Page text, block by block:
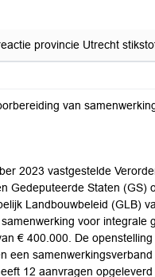
provincie Utrecht
van
2023 vastgestelde
Gedeputeerde Staten (GS)
Landbouwbeleid (GLB)
voor integrale
€ 400.000. De
een
12 aanvragen